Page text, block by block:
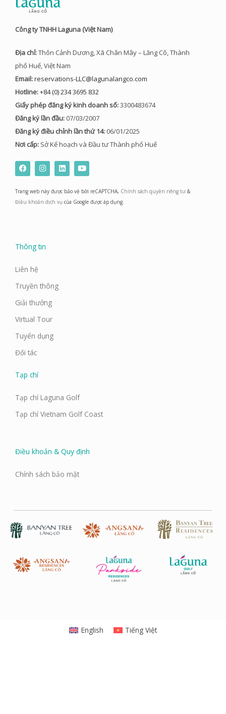
Công ty TNHH Laguna (Việt Nam)
Địa chỉ:Thôn Cảnh Dương, Xã Chân Mây – Lăng Cô, Thành
phố Huế, Việt Nam
Email:reservations-LLC@lagunalangco.com
Hotline:+84 (0) 234 3695 832
Giấy phép đăng ký kinh doanh số:3300483674
Đăng ký lần đầu: 07/03/2007
Đăng ký điều chỉnh lần thứ 14: 06/01/2025
Nơi cấp: Sở Kế hoạch và Đầu tư Thành phố Huế
F
a
c
b
o
I
n
s
a
g
L
i
n
e
d
Y
o
u
u
b
Trang web này được bảo vệ bởi reCAPTCHA, Chính sách quyền riêng tư &
Điều khoản dịch vụ của Google được áp dụng.
Thông tin
Liên hệ
Truyền thông
Giải thưởng
Virtual Tour
Tuyển dụng
Đối tác
Tạp chí
Tạp chí Laguna Golf
Tạp chí Vietnam Golf Coast
Điều khoản & Quy định
Chính sách bảo mật
English Tiếng Việt